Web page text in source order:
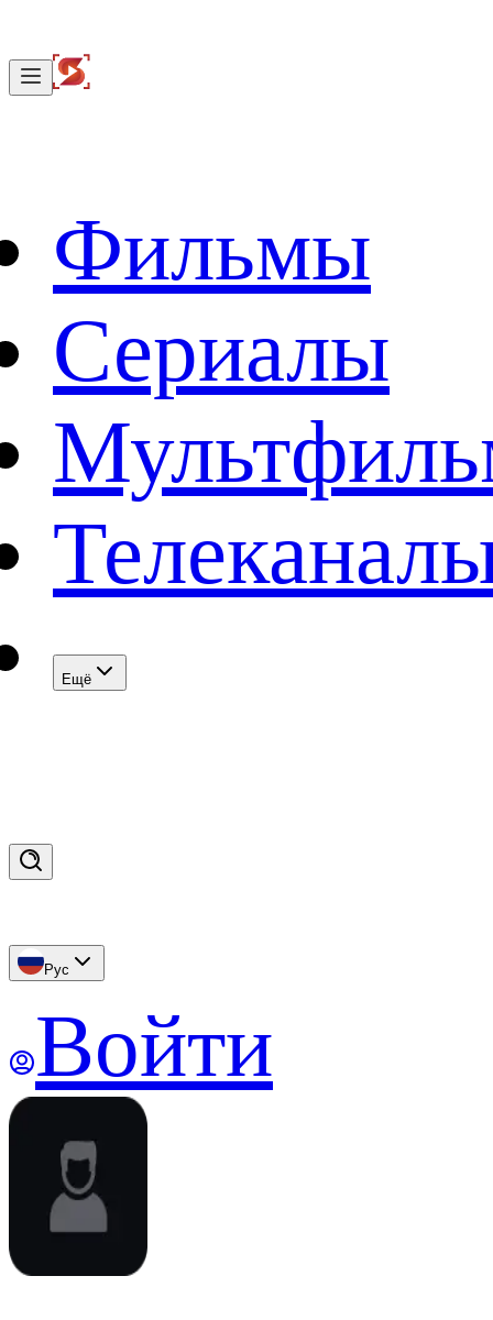
Фильмы
Сериалы
Eщё
Рус
Войти